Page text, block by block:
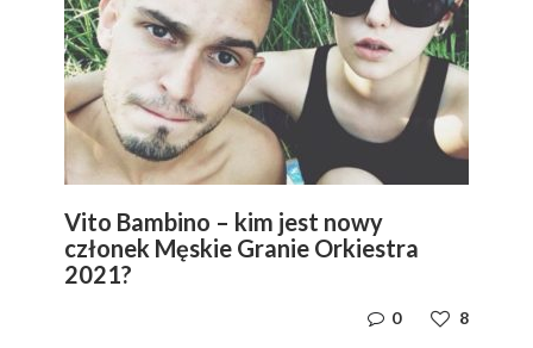
Vito Bambino – kim jest nowy
członek Męskie Granie Orkiestra
2021?
8
0